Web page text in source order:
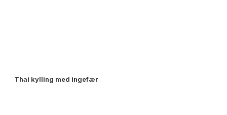
Thai kylling med ingefær